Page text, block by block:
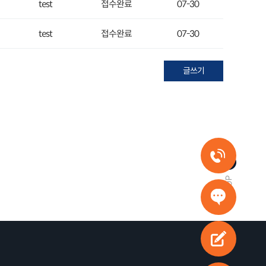
test 접수완료 07-30
test 접수완료 07-30
글쓰기